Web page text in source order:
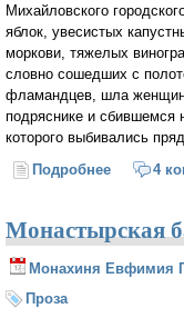
Михайловского
яблок, увесистых
моркови, тяжелых
словно сошедших с
фламандцев, шла
подряснике и сбившемся
которого выбивались
Подробнее о 4
Монастырская
Монахиня Евфимия
Проза